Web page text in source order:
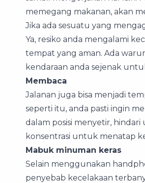
memegang makanan, akan
Jika ada sesuatu yang
Ya, resiko anda mengalami
tempat yang aman. Ada
kendaraan anda sejenak
Membaca
Jalanan juga bisa menjadi
seperti itu, anda pasti ingin
dalam posisi menyetir,
konsentrasi untuk menatap
Mabuk minuman keras
Selain menggunakan
penyebab kecelakaan